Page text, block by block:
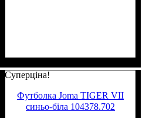
Суперціна!
Футболка Joma TIGER VII
синьо-біла 104378.702